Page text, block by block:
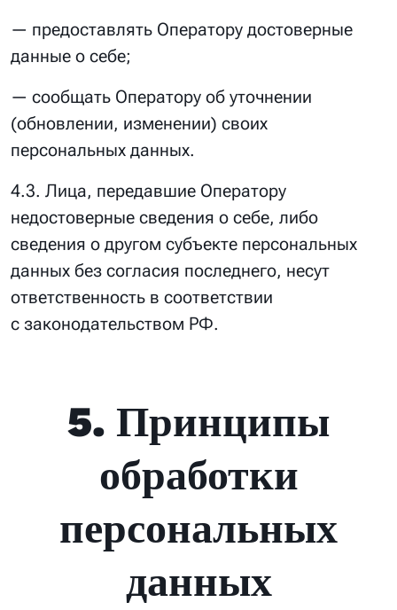
— предоставлять Оператору достоверные
данные о себе;
— сообщать Оператору об уточнении
(обновлении, изменении) своих
персональных данных.
4.3. Лица, передавшие Оператору
недостоверные сведения о себе, либо
сведения о другом субъекте персональных
данных без согласия последнего, несут
ответственность в соответствии
с законодательством РФ.
5. Принципы
обработки
персональных
данных